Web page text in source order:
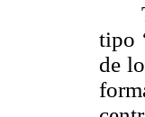
tipo
de